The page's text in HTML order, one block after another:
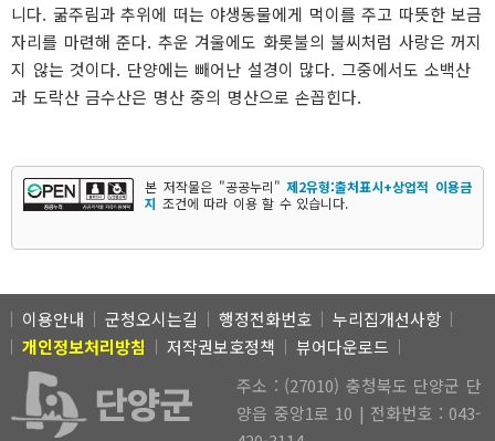
니다. 굶주림과 추위에 떠는 야생동물에게 먹이를 주고 따뜻한 보금
자리를 마련해 준다. 추운 겨울에도 화롯불의 불씨처럼 사랑은 꺼지
지 않는 것이다. 단양에는 빼어난 설경이 많다. 그중에서도 소백산
과 도락산 금수산은 명산 중의 명산으로 손꼽힌다.
본 저작물은 "공공누리"제2유형:출처표시+상업적 이용금
지 조건에 따라 이용 할 수 있습니다.
이용안내 군청오시는길 행정전화번호
누리집개선사항
개인정보처리방침
저작권보호정책
뷰어다운로드
주소 : (27010) 충청북도 단양군 단
양읍 중앙1로 10 | 전화번호 : 043-